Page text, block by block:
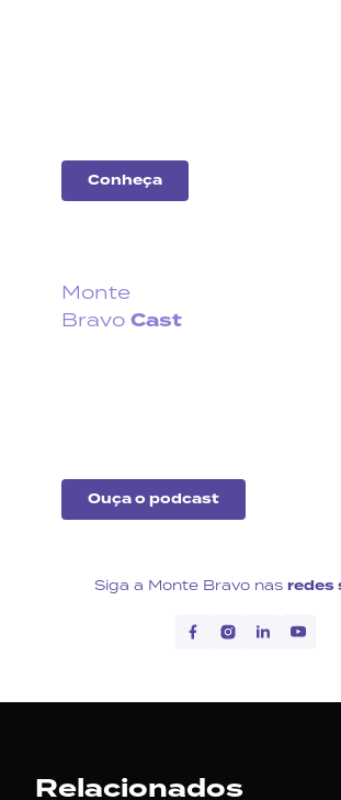
Conheça
Monte
Bravo Cast
Ouça o podcast
Siga a Monte Bravo nas redes
Relacionados